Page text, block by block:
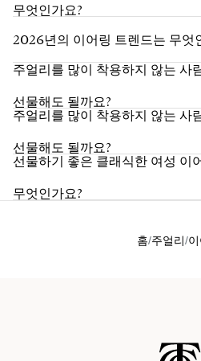
무엇인가요?
2026년의 이어링 트렌드는 무엇
주얼리를 많이 착용하지 않는 사
선물해도 될까요?
주얼리를 많이 착용하지 않는 사
선물해도 될까요?
선물하기 좋은 클래식한 여성 이
무엇인가요?
홈 주얼리